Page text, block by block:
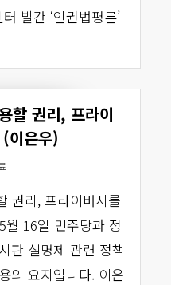
발간 ‘인권법평론’
할 권리, 프라이
이은우)
권리, 프라이버시를
16일 민주당과 정
판 실명제 관련 정책
의 요지입니다. 이은